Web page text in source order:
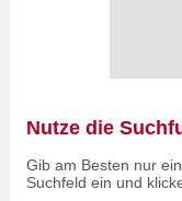
Nutze die
Gib am Besten nur
Suchfeld ein und